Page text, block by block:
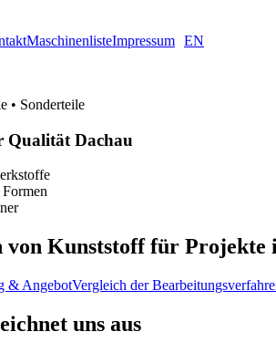
MaschinenlisteImpressum EN
• Sonderteile
Qualität Dachau
von Kunststoff für Projekte
& AngebotVergleich der
uns aus